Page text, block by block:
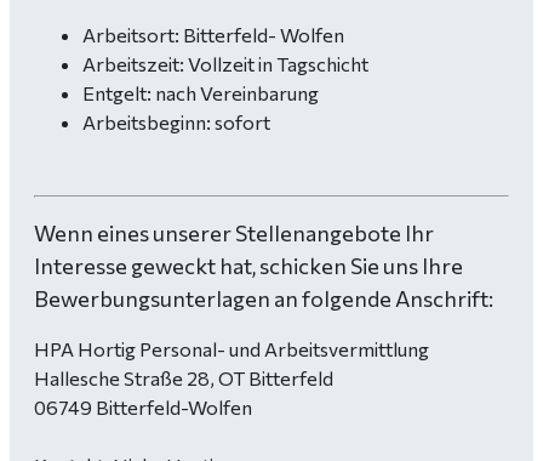
Arbeitsort: Bitterfeld- Wolfen
Arbeitszeit: Vollzeit in Tagschicht
Entgelt: nach Vereinbarung
Arbeitsbeginn: sofort
Wenn eines unserer Stellenangebote Ihr
Interesse geweckt hat, schicken Sie uns Ihre
Bewerbungsunterlagen an folgende Anschrift:
HPA Hortig Personal- und Arbeitsvermittlung
Hallesche Straße 28, OT Bitterfeld
06749 Bitterfeld-Wolfen